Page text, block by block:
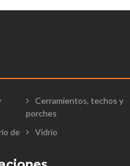
Cerramientos, techos y
porches
de
Vidrio